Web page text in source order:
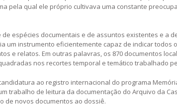
pela qual ele próprio cultivava uma constante
espécies documentais e de assuntos existentes e a
um instrumento eficientemente capaz de indicar todos
e relatos. Em outras palavras, os 870 documentos
nos recortes temporal e temático trabalhado
ao registro internacional do programa
trabalho de leitura da documentação do Arquivo da
de novos documentos ao dossiê.